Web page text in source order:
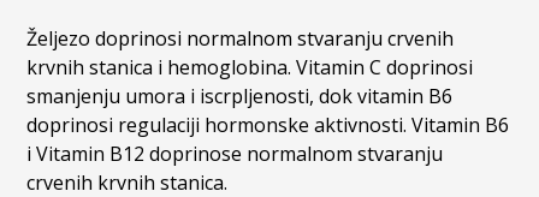
Željezo doprinosi normalnom stvaranju crvenih
krvnih stanica i hemoglobina. Vitamin C doprinosi
smanjenju umora i iscrpljenosti, dok vitamin B6
doprinosi regulaciji hormonske aktivnosti. Vitamin B6
i Vitamin B12 doprinose normalnom stvaranju
crvenih krvnih stanica.